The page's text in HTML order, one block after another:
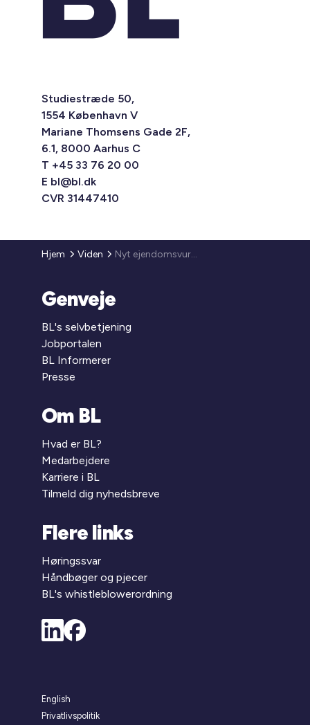
Studiestræde 50,
1554 København V
Mariane Thomsens Gade 2F,
6.1, 8000 Aarhus C
T +45 33 76 20 00
E bl@bl.dk
CVR 31447410
Hjem Viden Nyt ejendomsvurderingssystem og ensartning heraf
Genveje
BL's selvbetjening
Jobportalen
BL Informerer
Presse
Om BL
Hvad er BL?
Medarbejdere
Karriere i BL
Tilmeld dig nyhedsbreve
Flere links
Høringssvar
Håndbøger og pjecer
BL's whistleblowerordning
English
Privatlivspolitik